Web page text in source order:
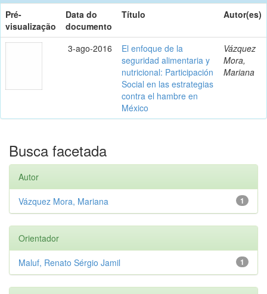
Pré-
visualização
Data do
documento
Título Autor(es)
3-ago-2016
El enfoque de la
seguridad alimentaria y
nutricional: Participación
Social en las estrategias
contra el hambre en
México
Vázquez
Mora,
Mariana
Busca facetada
Autor
1
Vázquez Mora, Mariana
Orientador
1
Maluf, Renato Sérgio Jamil